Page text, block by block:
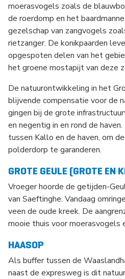
moerasvogels zoals de
de roerdomp en het
gezelschap van zangvogels
rietzanger. De konikpaarden
opgespoten delen van het
het groene mostapijt van deze
De natuurontwikkeling in het
blijvende compensatie voor de
gingen bij de grote
en negentig in en rond de
tussen Kallo en de haven, om
polderdorp te garanderen.
GROTE GEULE (GROTE EN
Vroeger hoorde de getijden-
van Saeftinghe. Vandaag
veen de oude kreek. De
mooie thuis voor
HAASOP
Als buffer tussen de
naast de expresweg is dit